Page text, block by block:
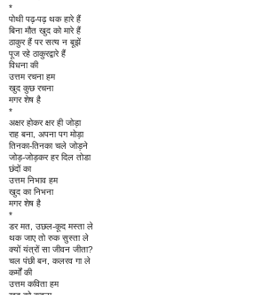
*
पोथी पढ़-पढ़ थक हारे हैं
बिना मौत खुद को मारे हैं
ठाकुर हैं पर सत्य न बूझें
पूज रहे ठाकुरद्वारे हैं
विधना की
उत्तम रचना हम
खुद कुछ रचना
मगर शेष है
*
अक्षर होकर क्षर ही जोड़ा
राह बना, अपना पग मोड़ा
तिनका-तिनका चले जोड़ने
जोड़-जोड़कर हर दिल तोडा
छंदों का
उत्तम निभाव हम
खुद का निभना
मगर शेष है
*
डर मत, उछल-कूद मस्ता ले
थक जाए तो रुक सुस्ता ले
क्यों यंत्रों सा जीवन जीता?
चल पंछी बन, कलरव गा ले
कर्मों की
उत्तम कविता हम